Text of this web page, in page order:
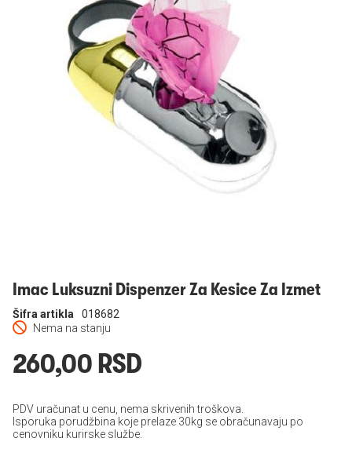
Imac Luksuzni Dispenzer Za Kesice Za Izmet
Nema na stanju
Šifra artikla 018682
260,00 RSD
PDV uračunat u cenu, nema skrivenih troškova.
Isporuka porudžbina koje prelaze 30kg se obračunavaju po
cenovniku kurirske službe.